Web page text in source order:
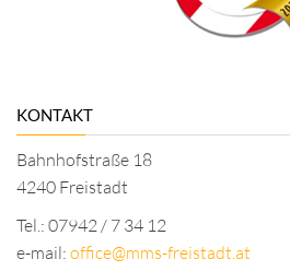
KONTAKT
Bahnhofstraße 18
4240 Freistadt
Tel.: 07942 / 7 34 12
e-mail: office@mms-freistadt.at